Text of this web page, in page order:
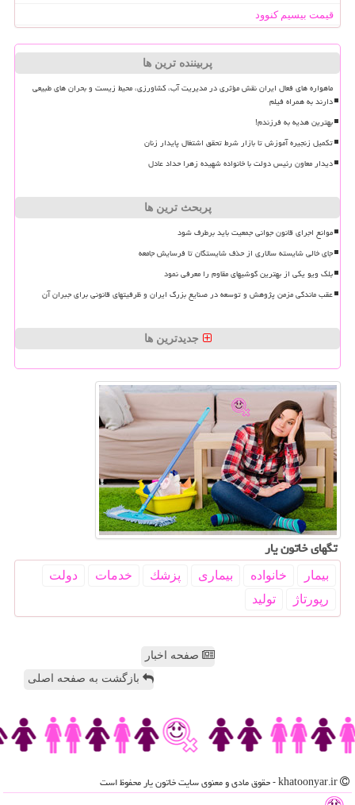
قیمت بیسیم کنوود
پربیننده ترین ها
ماهواره های فعال ایران نقش مؤثری در مدیریت آب، کشاورزی، محیط زیست و بحران های طبیعی
دارند به همراه فیلم
بهترین هدیه به فرزندم!
تکمیل زنجیره آموزش تا بازار شرط تحقق اشتغال پایدار زنان
دیدار معاون رئیس دولت با خانواده شهیده زهرا حداد عادل
پربحث ترین ها
موانع اجرای قانون جوانی جمعیت باید برطرف شود
جای خالی شایسته سالاری از حذف شایستگان تا فرسایش جامعه
بلک ویو یکی از بهترین گوشیهای مقاوم را معرفی نمود
عقب ماندگی مزمن پژوهش و توسعه در صنایع بزرگ ایران و ظرفیتهای قانونی برای جبران آن
جدیدترین ها
تگهای خاتون یار
بیمار خانواده بیماری پزشك خدمات
دولت
رپورتاژ
تولید
صفحه اخبار
بازگشت به صفحه اصلی